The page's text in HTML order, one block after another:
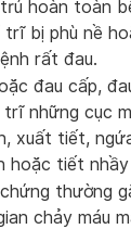
hoàn toàn
bị phù nề
rất đau.
đau cấp,
những cục
xuất tiết,
hoặc tiết
thường
chảy máu